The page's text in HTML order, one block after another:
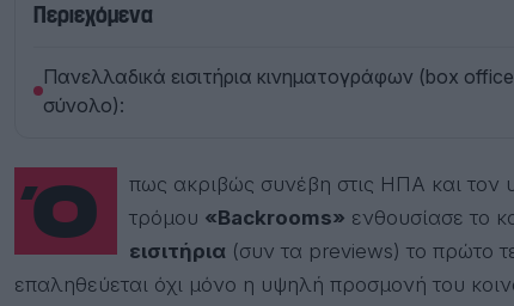
Περιεχόμενα
Πανελλαδικά εισιτήρια κινηματογράφων (box
σύνολο):
Όπως ακριβώς συνέβη στις ΗΠΑ και τον υπόλοιπο κόσμο, έτσι και στην Ελλάδα η ταινία τρόμου «Backrooms» ενθουσίασε το
εισιτήρια (συν τα previews) το πρώτο
επαληθεύεται όχι μόνο η υψηλή προσμονή του